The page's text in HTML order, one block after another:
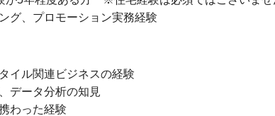
グ、プロモーション実務経験
イル関連ビジネスの経験
データ分析の知見
わった経験